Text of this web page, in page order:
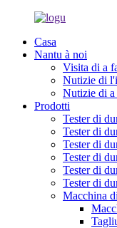
Casa
Nantu à noi
Visita di a
Nutizie di
Nutizie di a
Prodotti
Tester di
Tester di
Tester di
Tester di
Tester di
Tester di
Macchina